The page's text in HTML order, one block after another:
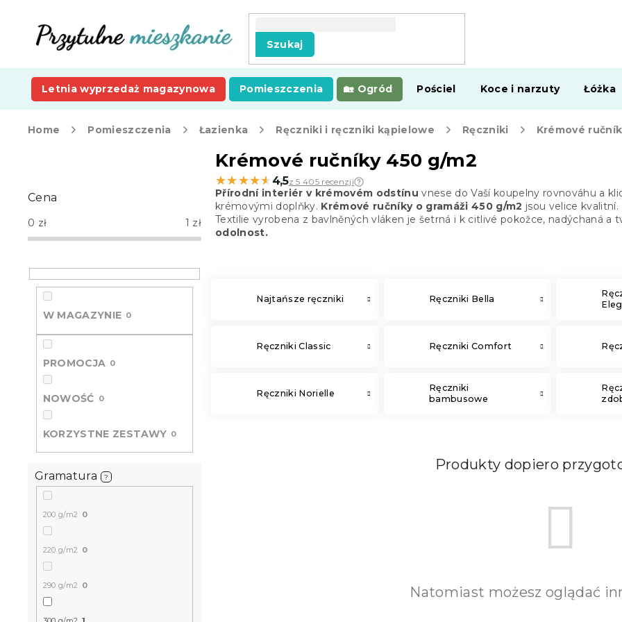
Szukaj
Letnia wyprzedaż magazynowa Pomieszczenia Ogród Pościel Koce i narzuty Łóżka
Home Pomieszczenia Łazienka Ręczniki i ręczniki kąpielowe Ręczniki Krémové
e
k
b
c
z
Cena
0 zł 1 zł
W MAGAZYNIE 0
PROMOCJA 0
NOWOŚĆ 0
KORZYSTNE ZESTAWY 0
Gramatura ?
200 g/m2 0
220 g/m2 0
290 g/m2 0
Krémové ručníky 450 g/m2
★★★★★
★★★★★ 4,5z 5 405 recenzji
Přírodní interiér v krémovém odstínu vnese do Vaší koupelny rovnováhu a
krémovými doplňky. Krémové ručníky o gramáži 450 g/m2 jsou velice
Textilie vyrobena z bavlněných vláken je šetrná i k citlivé pokožce, nadýchaná a
odolnost.
Najtańsze ręczniki Ręczniki Bella
Ręczniki Classic Ręczniki Comfort
Ręczniki Norielle
Ręczniki
bambusowe
Produkty dopiero
Natomiast możesz oglądać